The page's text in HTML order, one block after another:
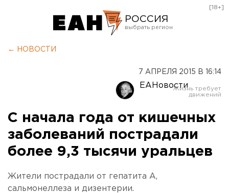
РОССИЯ
Оренбург
[18+]
← НОВОСТИ
7 АПРЕЛЯ 2015 В 16:14
ЕАНовости
С начала года от кишечных
заболеваний пострадали
более 9,3 тысячи уральцев
Жители пострадали от гепатита А,
сальмонеллеза и дизентерии.